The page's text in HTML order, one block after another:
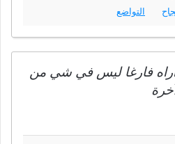
التواضع
فارغا ليس في شي من